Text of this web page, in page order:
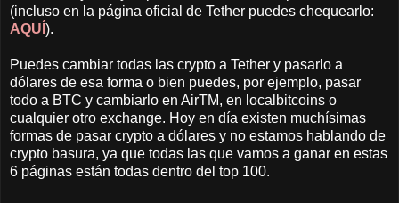
(incluso en la página oficial de Tether puedes chequearlo:
AQUÍ ).
Puedes cambiar todas las crypto a Tether y pasarlo a
dólares de esa forma o bien puedes, por ejemplo, pasar
todo a BTC y cambiarlo en AirTM, en localbitcoins o
cualquier otro exchange. Hoy en día existen muchísimas
formas de pasar crypto a dólares y no estamos hablando de
crypto basura, ya que todas las que vamos a ganar en estas
6 páginas están todas dentro del top 100.